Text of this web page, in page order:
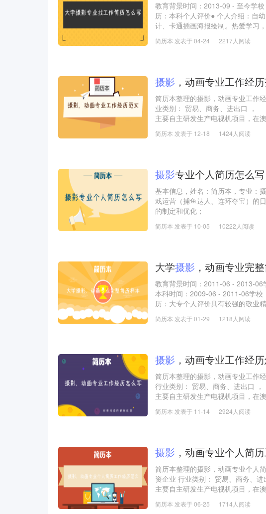
教育背景时间：2013-09 - 至今学
历：本科个人评价● 个人介绍：自
计、卡通插画海报绘制。热爱学习
款APP的所有从前期调研、策划到
简历本 发表于 04-24 2217人阅读
摄影 ，动画专业工作经
简历本整理的摄影，动画专业工作
业类别： 贸易、商务、进出口 ，
主要自主研发生产电视机项目，在
工作描述：
2：根据客人要求采购各种各样的产
简历本 发表于 12-18 1424人阅读
摄影专业个人简历怎么写
基本信息，姓名：简历本，专业：
戏运营（捕鱼达人、连环夺宝）的
的制定和优化；
手机端游戏产品从无到有并且盈利的
计划，协调内容、推广等团队配
简历本 发表于 10-05 10222人阅读
大学摄影 ，动画专业完
教育背景时间：2011-06 - 2013-06
本科时间：2009-06 - 2011-06学
历：大专个人评价具有较强的敬业
力强、具高度责任感、并有良好的
简历本 发表于 01-29 1218人阅读
摄影 ，动画专业工作经
简历本整理的摄影，动画专业工作
行业类别： 贸易、商务、进出口 ，
主要自主研发生产电视机项目，在
工作描述：
2：根据客人要求采购各种各样的产
简历本 发表于 11-14 2924人阅读
摄影 ，动画专业个人简
简历本整理的摄影，动画专业个人
资企业 行业类别： 贸易、商务、进
主要自主研发生产电视机项目，在
工作描述：
简历本 发表于 06-25 1714人阅读